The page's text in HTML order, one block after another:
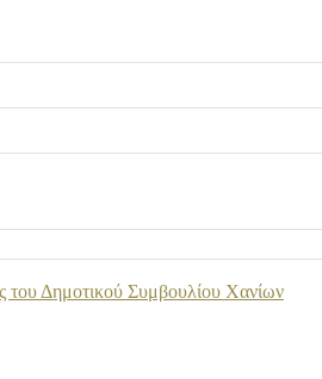
του Δημοτικού Συμβουλίου Χανίων